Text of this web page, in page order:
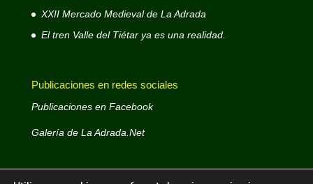
XXII Mercado Medieval de La Adrada
El tren Valle del Tiétar ya es una realidad.
Publicaciones en redes sociales
Publicaciones en Facebook
Galería de La Adrada.Net